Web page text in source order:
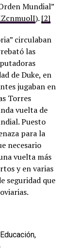
Mundial”
). [2]
circulaban
las
de Duke, en
jugaban en
Torres
vuelta de
Puesto
para la
necesario
vuelta más
y en varias
seguridad que